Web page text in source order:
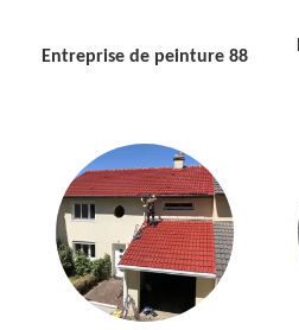
Entreprise de peinture 88